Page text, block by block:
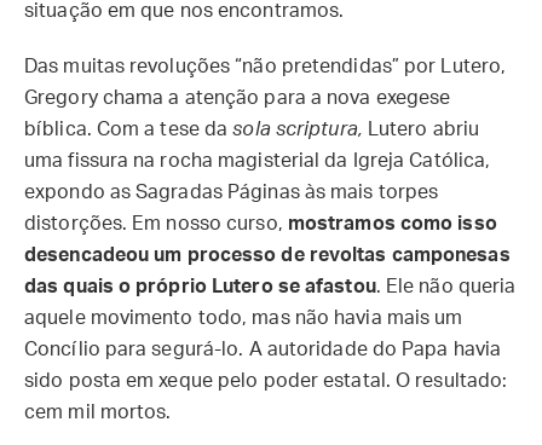
situação em que nos encontramos.
Das muitas revoluções “não pretendidas” por Lutero,
Gregory chama a atenção para a nova exegese
bíblica. Com a tese dasola scriptura,
Lutero abriu
uma fissura na rocha magisterial da Igreja Católica,
expondo as Sagradas Páginas às mais torpes
distorções. Em nosso curso, mostramos como isso
desencadeou um processo de revoltas camponesas
das quais o próprio Lutero se afastou. Ele não queria
aquele movimento todo, mas não havia mais um
Concílio para segurá-lo. A autoridade do Papa havia
sido posta em xeque pelo poder estatal. O resultado:
cem mil mortos.